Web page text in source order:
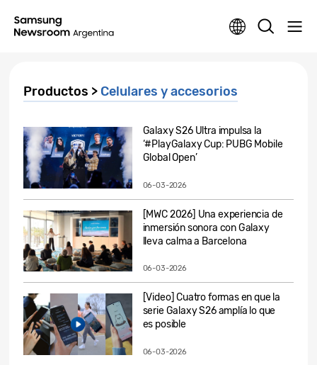
Productos > Celulares y accesorios
Galaxy S26 Ultra impulsa la
‘#PlayGalaxy Cup: PUBG Mobile
Global Open’
06-03-2026
[MWC 2026] Una experiencia de
inmersión sonora con Galaxy
lleva calma a Barcelona
06-03-2026
[Video] Cuatro formas en que la
serie Galaxy S26 amplía lo que
es posible
06-03-2026